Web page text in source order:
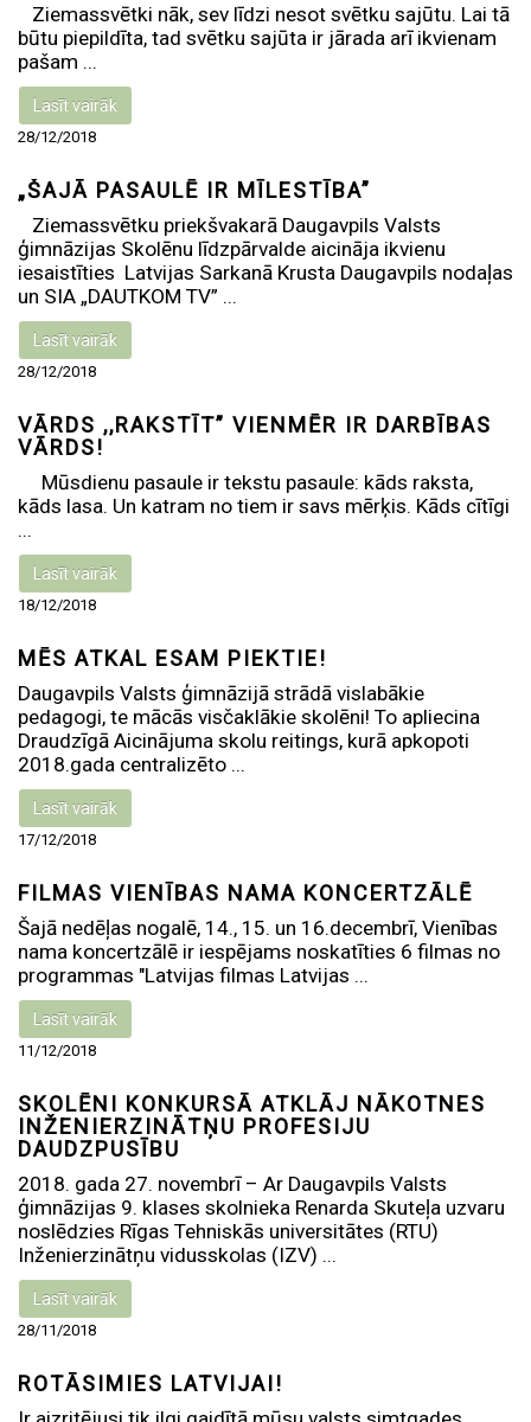
Ziemassvētki nāk, sev līdzi nesot svētku sajūtu. Lai tā
būtu piepildīta, tad svētku sajūta ir jārada arī ikvienam
pašam ...
Lasīt vairāk
28/12/2018
„ŠAJĀ PASAULĒ IR MĪLESTĪBA”
Ziemassvētku priekšvakarā Daugavpils Valsts
ģimnāzijas Skolēnu līdzpārvalde aicināja ikvienu
iesaistīties Latvijas Sarkanā Krusta Daugavpils nodaļas
un SIA „DAUTKOM TV” ...
Lasīt vairāk
28/12/2018
VĀRDS ,,RAKSTĪT” VIENMĒR IR DARBĪBAS
VĀRDS!
Mūsdienu pasaule ir tekstu pasaule: kāds raksta,
kāds lasa. Un katram no tiem ir savs mērķis. Kāds cītīgi
...
Lasīt vairāk
18/12/2018
MĒS ATKAL ESAM PIEKTIE!
Daugavpils Valsts ģimnāzijā strādā vislabākie
pedagogi, te mācās visčaklākie skolēni! To apliecina
Draudzīgā Aicinājuma skolu reitings, kurā apkopoti
2018.gada centralizēto ...
Lasīt vairāk
17/12/2018
FILMAS VIENĪBAS NAMA KONCERTZĀLĒ
Šajā nedēļas nogalē, 14., 15. un 16.decembrī, Vienības
nama koncertzālē ir iespējams noskatīties 6 filmas no
programmas "Latvijas filmas Latvijas ...
Lasīt vairāk
11/12/2018
SKOLĒNI KONKURSĀ ATKLĀJ NĀKOTNES
INŽENIERZINĀTŅU PROFESIJU
DAUDZPUSĪBU
2018. gada 27. novembrī – Ar Daugavpils Valsts
ģimnāzijas 9. klases skolnieka Renarda Skuteļa uzvaru
noslēdzies Rīgas Tehniskās universitātes (RTU)
Inženierzinātņu vidusskolas (IZV) ...
Lasīt vairāk
28/11/2018
ROTĀSIMIES LATVIJAI!